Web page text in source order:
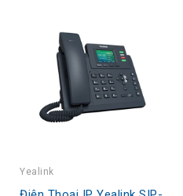
Yealink